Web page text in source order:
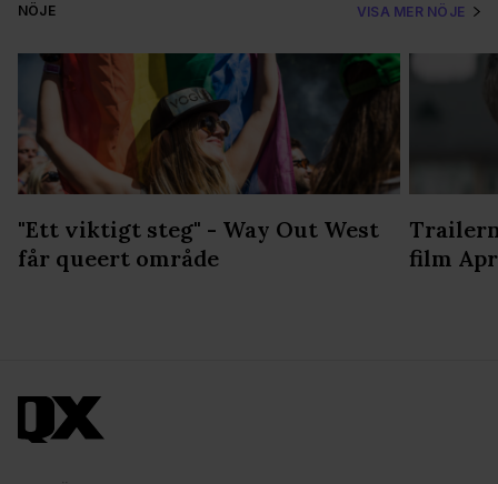
NÖJE VISA MER NÖJE
"Ett viktigt steg" - Way Out West
får queert område
film